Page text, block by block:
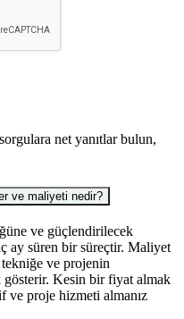
net yanıtlar bulun,
ve maliyeti nedir?
ve güçlendirilecek
ay süren bir süreçtir. Maliyet
ve projenin
gösterir. Kesin bir fiyat almak
ve proje hizmeti almanız